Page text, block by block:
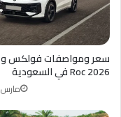
Roc 2026 في السعودية
مارس 4, 2026